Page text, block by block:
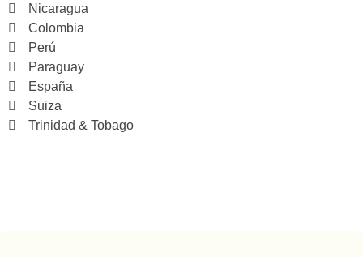
Nicaragua
Colombia
Perú
Paraguay
España
Suiza
Trinidad & Tobago